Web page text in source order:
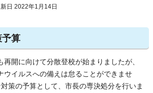
日 2022年1月14日
予算
開に向けて分散登校が始まりましたが、
ウイルスへの備えは怠ることができませ
策の予算として、市長の専決処分を行いま